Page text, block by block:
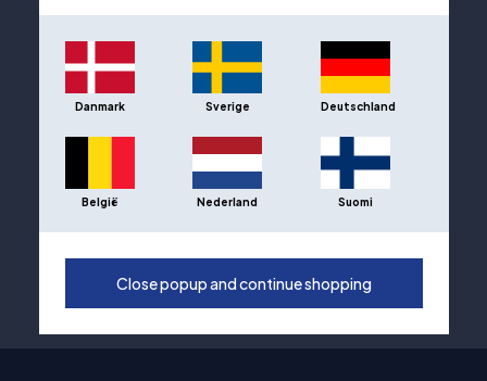
Danmark Sverige Deutschland
België Nederland Suomi
Close popup and continue shopping